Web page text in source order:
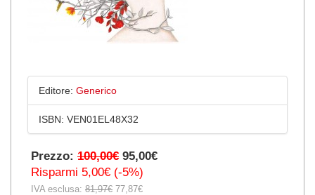
Editore: Generico
ISBN: VEN01EL48X32
Prezzo: 100,00€ 95,00€
Risparmi 5,00€ (-5%)
IVA esclusa: 81,97€ 77,87€